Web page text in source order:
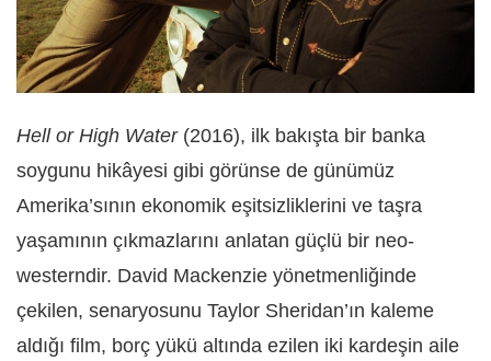
Hell or High Water(2016), ilk bakışta bir banka
soygunu hikâyesi gibi görünse de günümüz
Amerika’sının ekonomik eşitsizliklerini ve taşra
yaşamının çıkmazlarını anlatan güçlü bir neo-
westerndir. David Mackenzie yönetmenliğinde
çekilen, senaryosunu Taylor Sheridan’ın kaleme
aldığı film, borç yükü altında ezilen iki kardeşin aile